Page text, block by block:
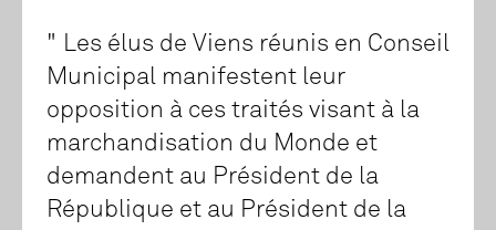
" Les élus de Viens réunis en Conseil
Municipal manifestent leur
opposition à ces traités visant à la
marchandisation du Monde et
demandent au Président de la
République et au Président de la